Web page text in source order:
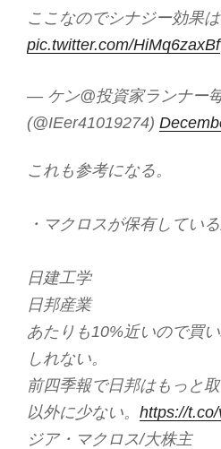
ここなのでシナジー効果は
pic.twitter.com/HiMq6zaxBf
— ケン@投資家ランナー
(@IEer41019274)
これも参考になる。
・マクロスが保有してい
日建工学
日邦産業
あたりも10%近いので買
しれない。
前四季報で日邦はもっと
以外に少ない。 https://
ジア・マクロス/大株主